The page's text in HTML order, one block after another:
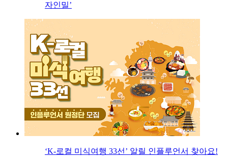
자인밀’
‘K-로컬 미식여행 33선’ 알릴 인플루언서 찾아요!